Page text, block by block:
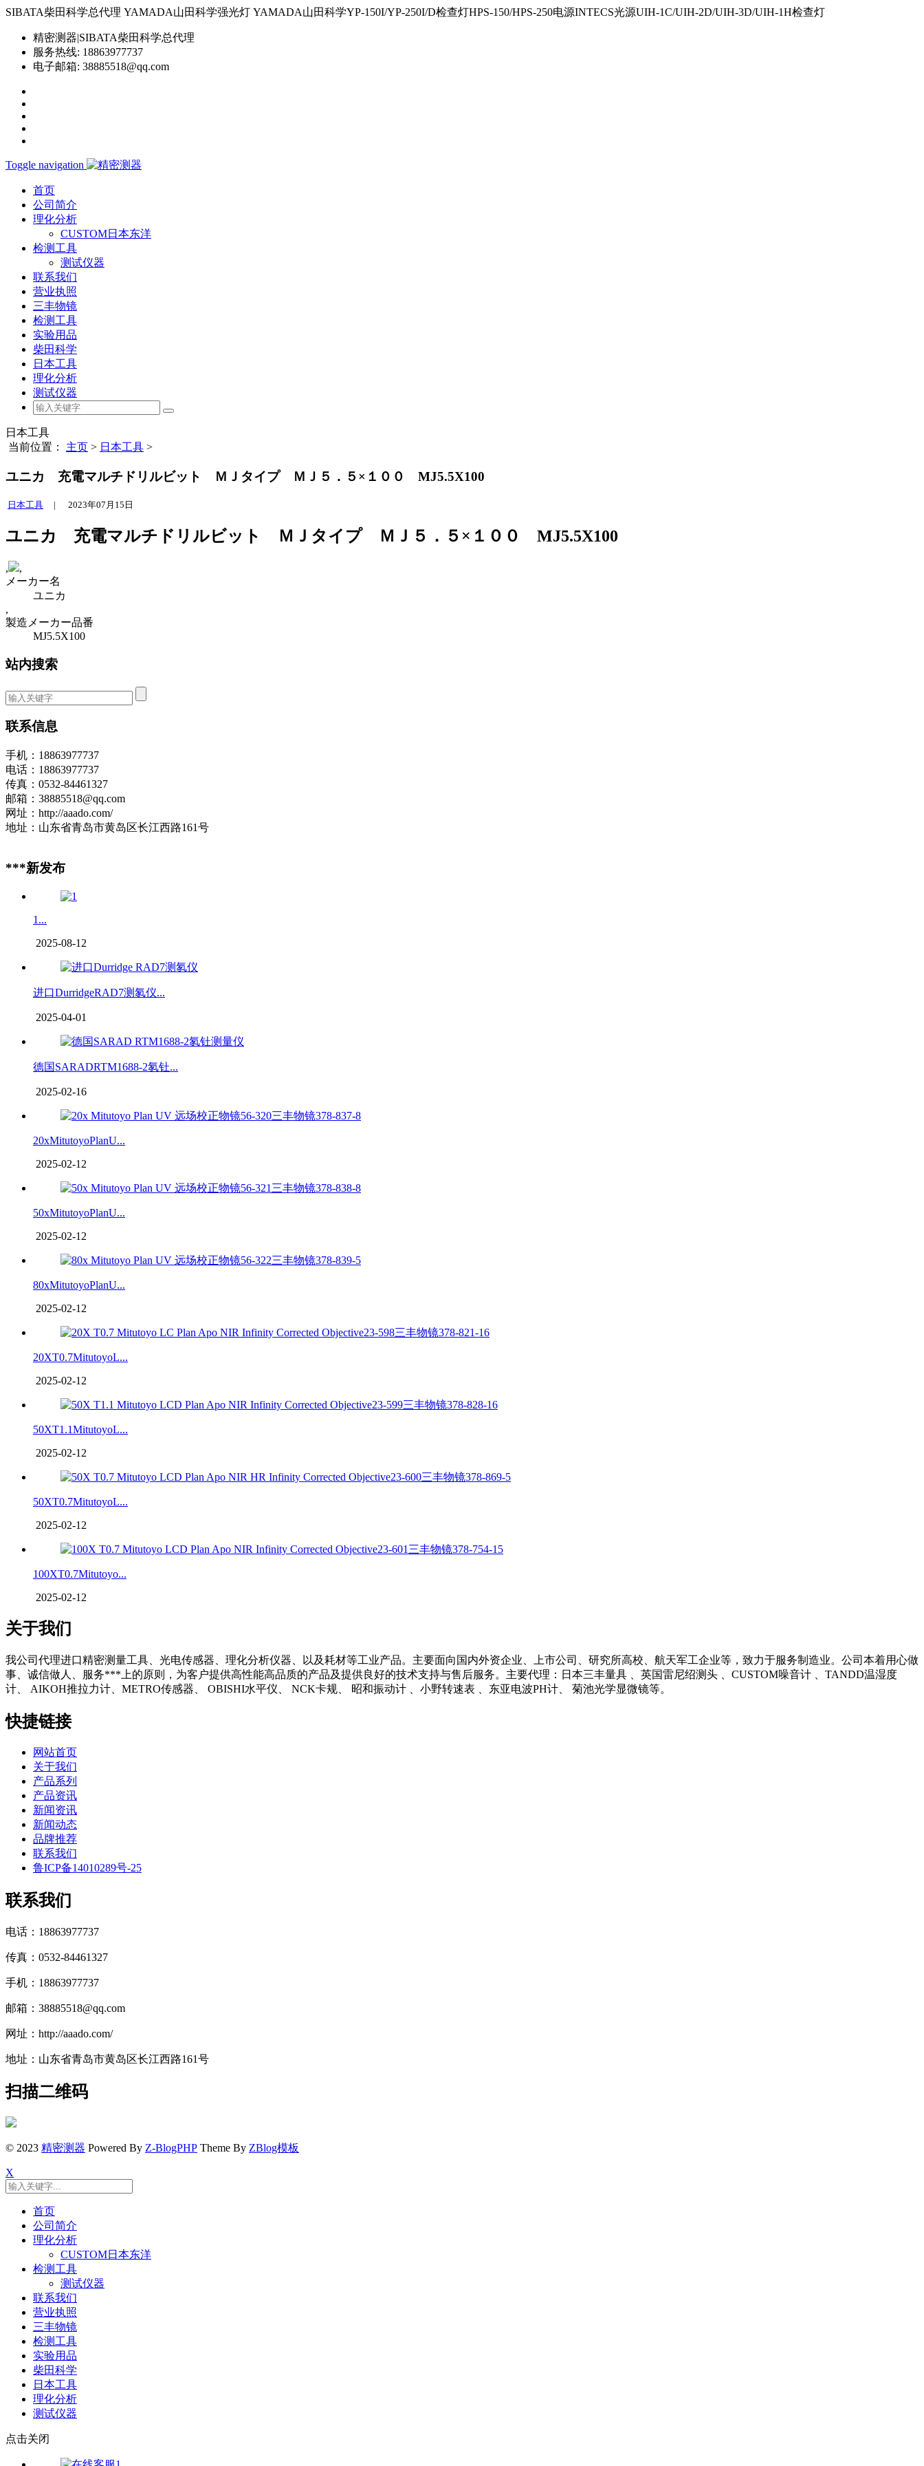
SIBATA柴田科学总代理 YAMADA山田科学强光灯 YAMADA山田科学YP-150I/YP-250I/D检查灯HPS-150/HPS-250电源INTECS光源UIH-1C/UIH-2D/UIH-3D/UIH-1H检查灯
精密测器|SIBATA柴田科学总代理
服务热线: 18863977737
电子邮箱: 38885518@qq.com
Toggle navigation
首页
公司简介
理化分析
CUSTOM日本东洋
检测工具
测试仪器
联系我们
营业执照
三丰物镜
检测工具
实验用品
柴田科学
日本工具
理化分析
测试仪器
日本工具
当前位置： 主页 > 日本工具 >
ユニカ 充電マルチドリルビット ＭＪタイプ ＭＪ５．５×１００ MJ5.5X100
日本工具 | 2023年07月15日
ユニカ 充電マルチドリルビット ＭＪタイプ ＭＪ５．５×１００ MJ5.5X100
,
,
メーカー名
ユニカ
,
製造メーカー品番
MJ5.5X100
站内搜索
联系信息
手机：18863977737
电话：18863977737
传真：0532-84461327
邮箱：38885518@qq.com
网址：http://aaado.com/
地址：山东省青岛市黄岛区长江西路161号
***新发布
1...
2025-08-12
进口DurridgeRAD7测氡仪...
2025-04-01
德国SARADRTM1688-2氡钍...
2025-02-16
20xMitutoyoPlanU...
2025-02-12
50xMitutoyoPlanU...
2025-02-12
80xMitutoyoPlanU...
2025-02-12
20XT0.7MitutoyoL...
2025-02-12
50XT1.1MitutoyoL...
2025-02-12
50XT0.7MitutoyoL...
2025-02-12
100XT0.7Mitutoyo...
2025-02-12
关于我们
我公司代理进口精密测量工具、光电传感器、理化分析仪器、以及耗材等工业产品。主要面向国内外资企业、上市公司、研究所高校、航天军工企业等，致力于服务制造业。公司本着用心做
事、诚信做人、服务***上的原则，为客户提供高性能高品质的产品及提供良好的技术支持与售后服务。主要代理：日本三丰量具 、英国雷尼绍测头 、CUSTOM噪音计 、TANDD温湿度
计、 AIKOH推拉力计、METRO传感器、 OBISHI水平仪、 NCK卡规、 昭和振动计 、小野转速表 、东亚电波PH计、 菊池光学显微镜等。
快捷链接
网站首页
关于我们
产品系列
产品资讯
新闻资讯
新闻动态
品牌推荐
联系我们
鲁ICP备14010289号-25
联系我们
电话：18863977737
传真：0532-84461327
手机：18863977737
邮箱：38885518@qq.com
网址：http://aaado.com/
地址：山东省青岛市黄岛区长江西路161号
扫描二维码
© 2023 精密测器 Powered By Z-BlogPHP Theme By ZBlog模板
X
首页
公司简介
理化分析
CUSTOM日本东洋
检测工具
测试仪器
联系我们
营业执照
三丰物镜
检测工具
实验用品
柴田科学
日本工具
理化分析
测试仪器
点击关闭